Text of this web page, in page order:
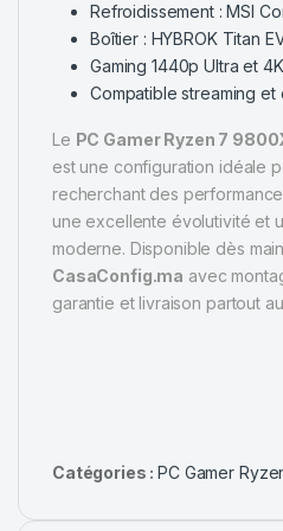
Refroidissement : MSI
Boîtier : HYBROK Titan
Gaming 1440p Ultra et 4K
Compatible streaming
Le PC Gamer Ryzen 7
est une configuration idéale
recherchant des
une excellente évolutivité et
moderne. Disponible dès
CasaConfig.ma avec
garantie et livraison partout
Catégories :PC Gamer